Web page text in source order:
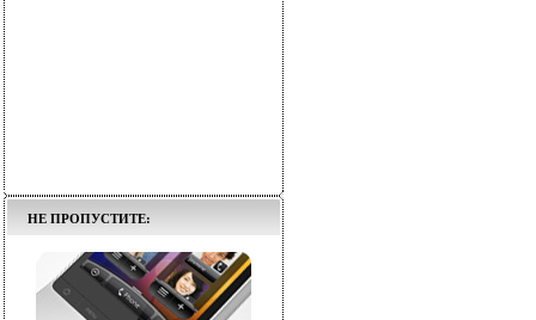
НЕ ПРОПУСТИТЕ: